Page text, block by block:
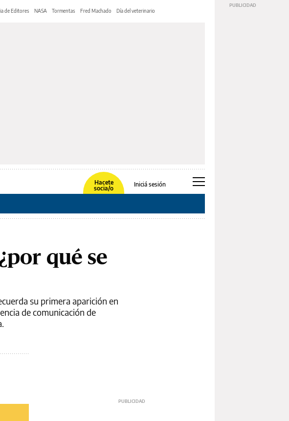
de Editores NASA Tormentas Fred Machado Día del veterinario
Hacete
socia/o
Iniciá sesión
qué se
su primera aparición en
de comunicación de